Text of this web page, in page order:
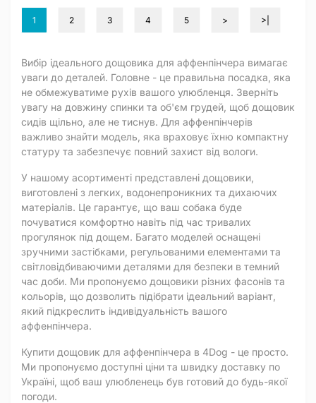
1 2 3 4 5 > >|
Вибір ідеального дощовика для аффенпінчера вимагає
уваги до деталей. Головне - це правильна посадка, яка
не обмежуватиме рухів вашого улюбленця. Зверніть
увагу на довжину спинки та об'єм грудей, щоб дощовик
сидів щільно, але не тиснув. Для аффенпінчерів
важливо знайти модель, яка враховує їхню компактну
статуру та забезпечує повний захист від вологи.
У нашому асортименті представлені дощовики,
виготовлені з легких, водонепроникних та дихаючих
матеріалів. Це гарантує, що ваш собака буде
почуватися комфортно навіть під час тривалих
прогулянок під дощем. Багато моделей оснащені
зручними застібками, регульованими елементами та
світловідбиваючими деталями для безпеки в темний
час доби. Ми пропонуємо дощовики різних фасонів та
кольорів, що дозволить підібрати ідеальний варіант,
який підкреслить індивідуальність вашого
аффенпінчера.
Купити дощовик для аффенпінчера в 4Dog - це просто.
Ми пропонуємо доступні ціни та швидку доставку по
Україні, щоб ваш улюбленець був готовий до будь-якої
погоди.